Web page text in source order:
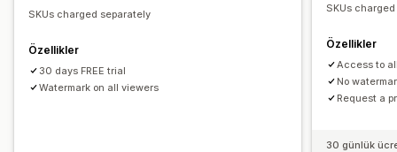
SKUs charged separately
Özellikler
30 days FREE trial
Watermark on all viewers
SKUs
Özellikler
Access to
No
Request a
30 günlük